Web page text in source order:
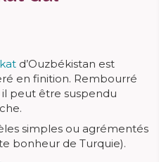
d’Ouzbékistan est
en finition. Rembourré
il peut être suspendu
simples ou agrémentés
bonheur de Turquie).